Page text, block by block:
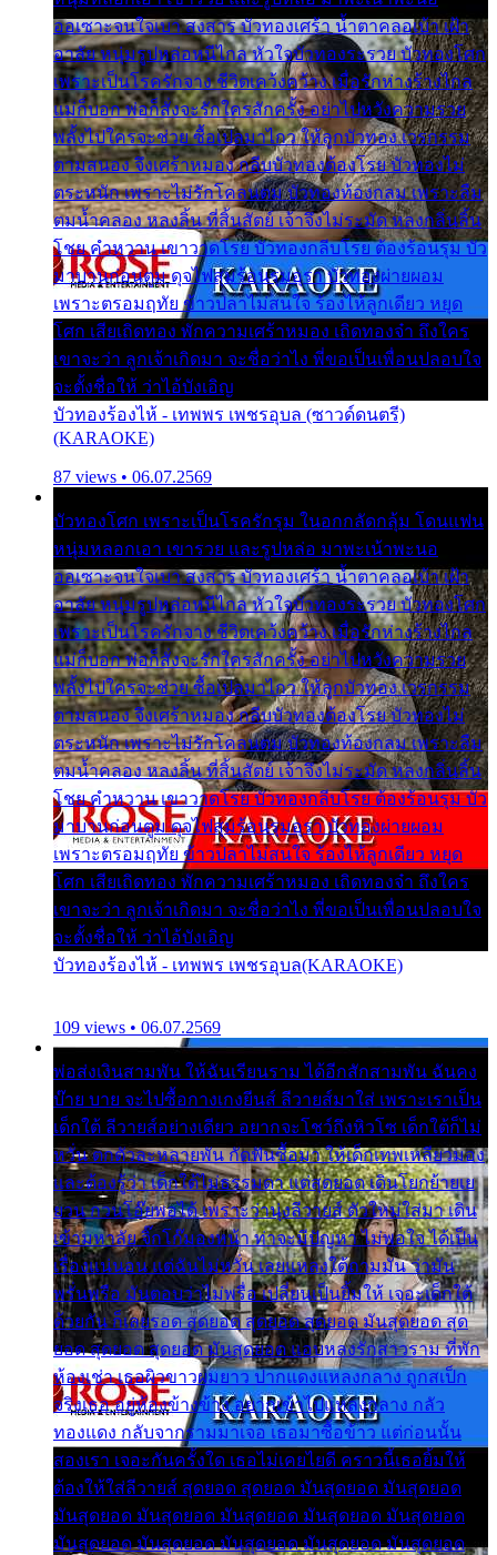
ออเซาะจนใจเบา สงสาร บัวทองเศร้า น้ำตาคลอเบ้า เฝ้า
อาลัย หนุ่มรูปหล่อหนีไกล หัวใจบัวทองระรวย บัวทองโศก
เพราะเป็นโรครักจาง ชีวิตเคว้งคว้าง เมื่อรักห่างร้างไกล
แม่ก็บอก พ่อก็สั่งจะรักใครสักครั้ง อย่าไปหวังความรวย
พลั้งไปใครจะช่วย ซื้อเปลมาไกว ให้ลูกบัวทอง เวรกรรม
ตามสนอง จึงเศร้าหมอง กลีบบัวทองต้องโรย บัวทองไม่
ตระหนัก เพราะไม่รักโคลนตม บัวทองท้องกลม เพราะลืม
ตมน้ำคลอง หลงลิ้น ที่สิ้นสัตย์ เจ้าจึงไม่ระมัด หลงกลิ่นลิ้น
โชย คำหวาน เขาวาดโรย บัวทองกลีบโรย ต้องร้อนรุม บัว
มาบานก่อนตูม ดุจไฟสุมร้อนรุมอุรา บัวทองผ่ายผอม
เพราะตรอมฤทัย ข้าวปลาไม่สนใจ ร้องไห้ลูกเดียว หยุด
โศก เสียเถิดทอง พักความเศร้าหมอง เถิดทองจ๋า ถึงใคร
เขาจะว่า ลูกเจ้าเกิดมา จะชื่อว่าไง พี่ขอเป็นเพื่อนปลอบใจ
จะตั้งชื่อให้ ว่าไอ้บังเอิญ
บัวทองร้องไห้ - เทพพร เพชรอุบล (ซาวด์ดนตรี)
(KARAOKE)
87 views • 06.07.2569
บัวทองโศก เพราะเป็นโรครักรุม ในอกกลัดกลุ้ม โดนแฟน
หนุ่มหลอกเอา เขารวย และรูปหล่อ มาพะเน้าพะนอ
ออเซาะจนใจเบา สงสาร บัวทองเศร้า น้ำตาคลอเบ้า เฝ้า
อาลัย หนุ่มรูปหล่อหนีไกล หัวใจบัวทองระรวย บัวทองโศก
เพราะเป็นโรครักจาง ชีวิตเคว้งคว้าง เมื่อรักห่างร้างไกล
แม่ก็บอก พ่อก็สั่งจะรักใครสักครั้ง อย่าไปหวังความรวย
พลั้งไปใครจะช่วย ซื้อเปลมาไกว ให้ลูกบัวทอง เวรกรรม
ตามสนอง จึงเศร้าหมอง กลีบบัวทองต้องโรย บัวทองไม่
ตระหนัก เพราะไม่รักโคลนตม บัวทองท้องกลม เพราะลืม
ตมน้ำคลอง หลงลิ้น ที่สิ้นสัตย์ เจ้าจึงไม่ระมัด หลงกลิ่นลิ้น
โชย คำหวาน เขาวาดโรย บัวทองกลีบโรย ต้องร้อนรุม บัว
มาบานก่อนตูม ดุจไฟสุมร้อนรุมอุรา บัวทองผ่ายผอม
เพราะตรอมฤทัย ข้าวปลาไม่สนใจ ร้องไห้ลูกเดียว หยุด
โศก เสียเถิดทอง พักความเศร้าหมอง เถิดทองจ๋า ถึงใคร
เขาจะว่า ลูกเจ้าเกิดมา จะชื่อว่าไง พี่ขอเป็นเพื่อนปลอบใจ
จะตั้งชื่อให้ ว่าไอ้บังเอิญ
บัวทองร้องไห้ - เทพพร เพชรอุบล(KARAOKE)
109 views • 06.07.2569
พ่อส่งเงินสามพัน ให้ฉันเรียนราม ได้อีกสักสามพัน ฉันคง
บ๊าย บาย จะไปซื้อกางเกงยีนส์ ลีวายส์มาใส่ เพราะเราเป็น
เด็กใต้ ลีวายส์อย่างเดียว อยากจะโชว์ถึงหิวโซ เด็กใต้ก็ไม่
หวั่น ตกตัวละหลายพัน กัดฟันซื้อมา ให้เด็กเทพเหลียวมอง
และต้องรู้ว่า เด็กใต้ไม่ธรรมดา แต่สุดยอด เดินโยกย้ายเย
ยวน กวนโอ๊ยพอได้ เพราะว่านุ่งลีวายส์ ตัวใหม่ใส่มา เดิน
เข้ามหาลัย จิ๊กโก๊มองหน้า ท่าจะมีปัญหา ไม่พอใจ ได้เป็น
เรื่องแน่นอน แต่ฉันไม่หวั่น เลยแหลงใต้ถามมัน ว่ามัน
พรั่นพรือ มันตอบว่าไม่พรื่อ เปลี่ยนเป็นยิ้มให้ เจอะเด็กใต้
ด้วยกัน ก็เลยรอด สุดยอด สุดยอด สุดยอด มันสุดยอด สุด
ยอด สุดยอด สุดยอด มันสุดยอด แอบหลงรักสาวราม ที่พัก
ห้องเช่า เธอผิวขาวผมยาว ปากแดงแหลงกลาง ถูกสเป็ก
จริงเธอ อยู่ห้องข้างข้าง อยากเข้าไปแหลงกลาง กลัว
ทองแดง กลับจากรามมาเจอ เธอมาซื้อข้าว แต่ก่อนนั้น
สองเรา เจอะกันครั้งใด เธอไม่เคยไยดี คราวนี้เธอยิ้มให้
ต้องให้ใส่ลีวายส์ สุดยอด สุดยอด มันสุดยอด มันสุดยอด
มันสุดยอด มันสุดยอด มันสุดยอด มันสุดยอด มันสุดยอด
มันสุดยอด มันสุดยอด มันสุดยอด มันสุดยอด มันสุดยอด